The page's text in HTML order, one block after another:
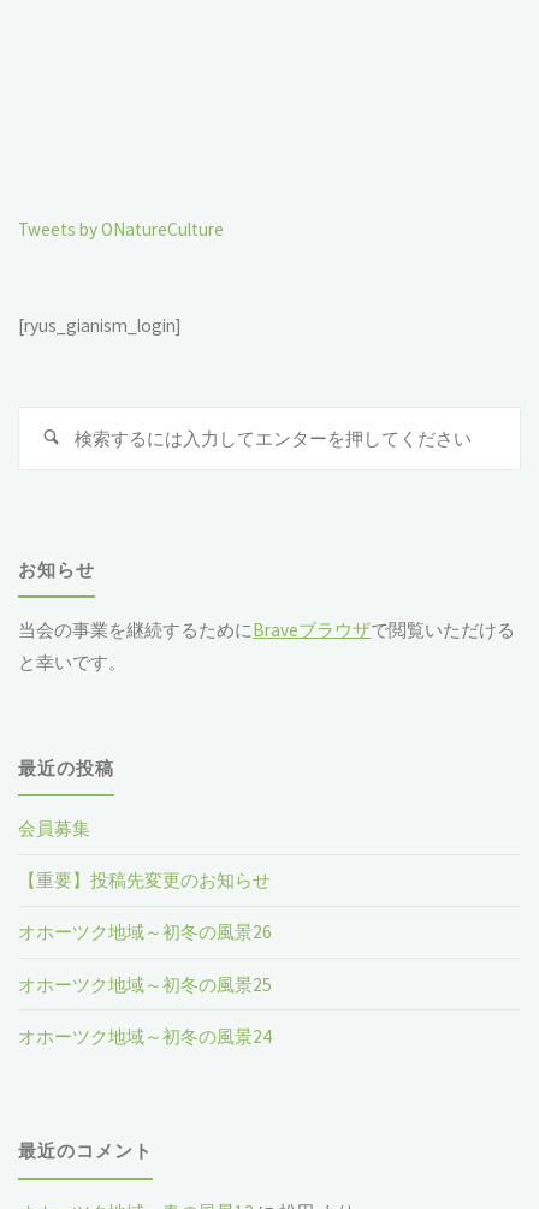
Tweets by ONatureCulture
[ryus_gianism_login]
お知らせ
当会の事業を継続するためにBraveブラウザで閲覧いただける
と幸いです。
最近の投稿
会員募集
【重要】投稿先変更のお知らせ
オホーツク地域～初冬の風景26
オホーツク地域～初冬の風景25
オホーツク地域～初冬の風景24
最近のコメント